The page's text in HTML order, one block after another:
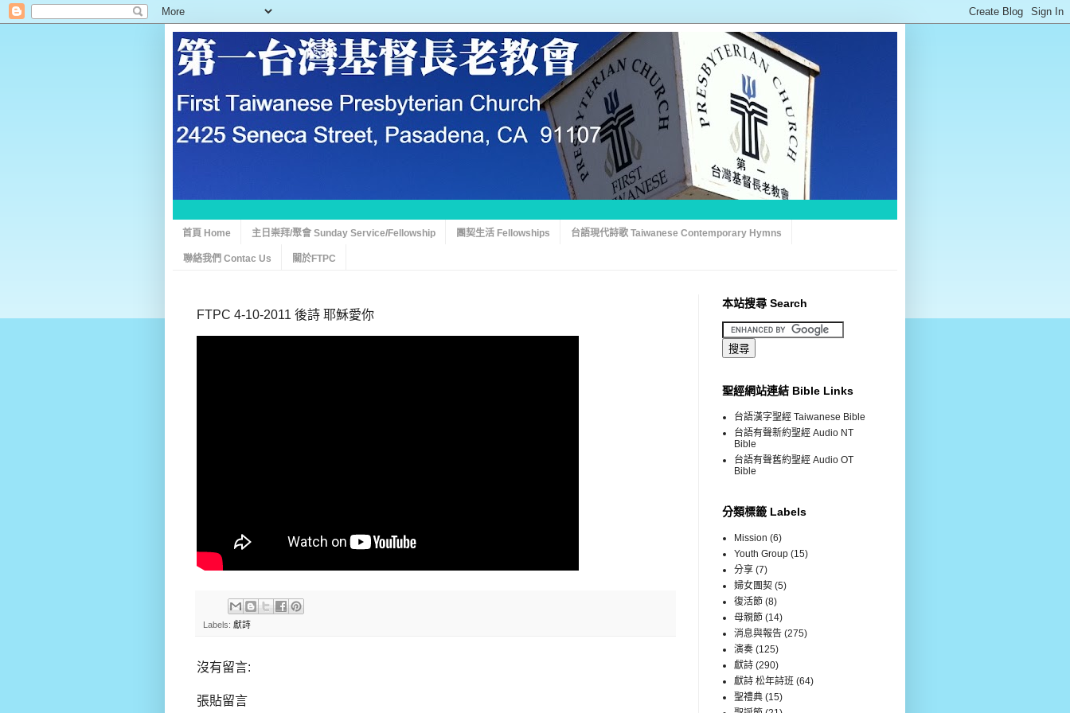
首頁 Home 主日崇拜/聚會 Sunday Service/Fellowship 團契生活 Fellowships 台語現代詩歌 Taiwanese Contemporary Hymns
聯絡我們 Contac Us 關於FTPC
FTPC 4-10-2011 後詩 耶穌愛你
Labels: 獻詩
沒有留言:
張貼留言
本站搜尋 Search
聖經網站連結 Bible Links
台語漢字聖經 Taiwanese Bible
台語有聲新約聖經 Audio NT
Bible
台語有聲舊約聖經 Audio OT
Bible
分類標籤 Labels
Mission (6)
Youth Group (15)
分享 (7)
婦女團契 (5)
復活節 (8)
母親節 (14)
消息與報告 (275)
演奏 (125)
獻詩 (290)
獻詩 松年詩班 (64)
聖禮典 (15)